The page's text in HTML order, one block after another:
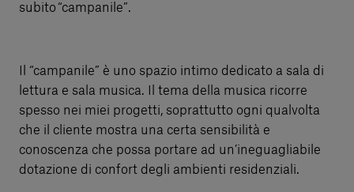
subito “campanile”.
Il “campanile” è uno spazio intimo dedicato a sala di
lettura e sala musica. Il tema della musica ricorre
spesso nei miei progetti, soprattutto ogni qualvolta
che il cliente mostra una certa sensibilità e
conoscenza che possa portare ad un’ineguagliabile
dotazione di confort degli ambienti residenziali.